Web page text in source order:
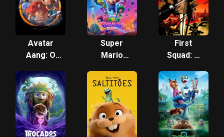
Avatar
Aang: O
Mestre de
Ar
Super
Mario
Filme
First
Squad: A
Verdade